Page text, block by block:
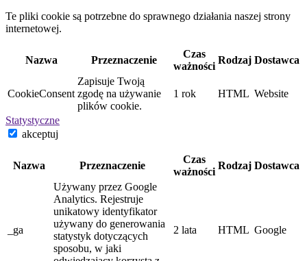
Te pliki cookie są potrzebne do sprawnego działania naszej strony
internetowej.
Nazwa Przeznaczenie
Czas
ważności
Rodzaj Dostawca
CookieConsent
Zapisuje Twoją
zgodę na używanie
plików cookie.
1 rok HTML Website
Statystyczne
akceptuj
Nazwa Przeznaczenie
Czas
ważności
Rodzaj Dostawca
_ga
Używany przez Google
Analytics. Rejestruje
unikatowy identyfikator
używany do generowania
statystyk dotyczących
sposobu, w jaki
2 lata HTML Google